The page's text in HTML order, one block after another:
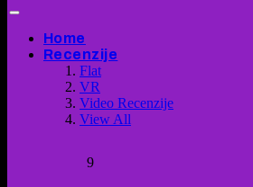
Home
Recenzije
Flat
VR
Video Recenzije
View All
9